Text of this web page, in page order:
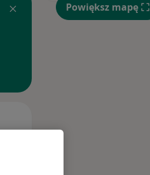
11 Sie
Powiększ mapę